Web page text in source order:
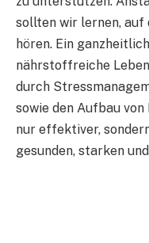
sollten wir lernen, auf
hören. Ein
nährstoffreiche
durch
sowie den Aufbau
nur effektiver,
gesunden, starken